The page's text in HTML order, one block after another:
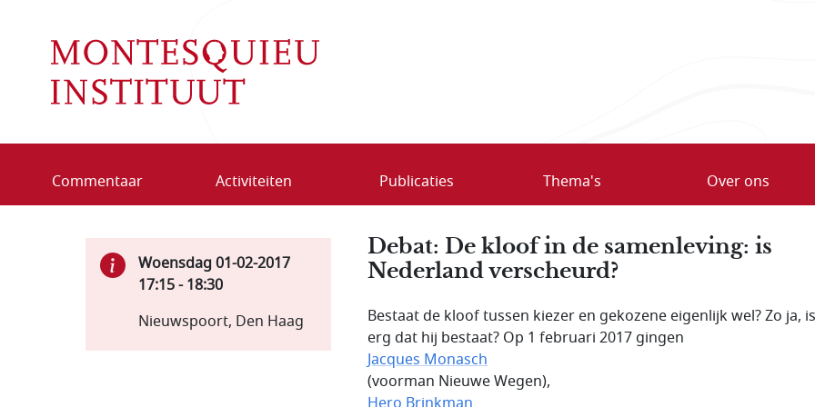
Commentaar Activiteiten Publicaties Thema's Over ons
Debat: De kloof in de samenleving: is
Nederland verscheurd?
Bestaat de kloof tussen kiezer en gekozene eigenlijk wel? Zo ja,
erg dat hij bestaat? Op 1 februari 2017 gingen
Jacques Monasch
(voorman Nieuwe Wegen),
Woensdag 01-02-2017
17:15-18:30
Nieuwspoort, Den Haag